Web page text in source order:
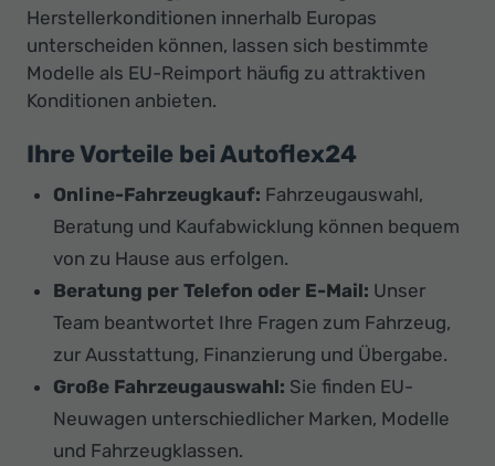
Herstellerkonditionen innerhalb Europas
unterscheiden können, lassen sich bestimmte
Modelle als EU-Reimport häufig zu attraktiven
Konditionen anbieten.
Ihre Vorteile bei Autoflex24
Online-Fahrzeugkauf: Fahrzeugauswahl,
Beratung und Kaufabwicklung können bequem
von zu Hause aus erfolgen.
Beratung per Telefon oder E-Mail: Unser
Team beantwortet Ihre Fragen zum Fahrzeug,
zur Ausstattung, Finanzierung und Übergabe.
Große Fahrzeugauswahl: Sie finden EU-
Neuwagen unterschiedlicher Marken, Modelle
und Fahrzeugklassen.